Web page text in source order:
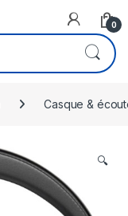
0
Casque &
🔍